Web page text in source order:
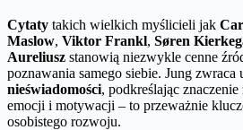
Cytaty takich wielkich myślicieli jak
Maslow, Viktor Frankl, Søren
Aureliusz stanowią niezwykle cenne
poznawania samego siebie. Jung zwraca
nieświadomości, podkreślając
emocji i motywacji – to przeważnie
osobistego rozwoju.